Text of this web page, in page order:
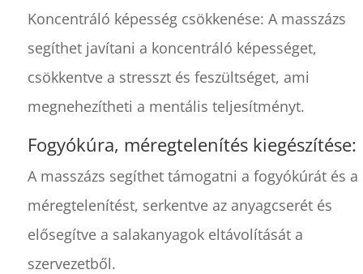
Koncentráló képesség csökkenése: A masszázs
segíthet javítani a koncentráló képességet,
csökkentve a stresszt és feszültséget, ami
megnehezítheti a mentális teljesítményt.
Fogyókúra, méregtelenítés kiegészítése:
A masszázs segíthet támogatni a fogyókúrát és a
méregtelenítést, serkentve az anyagcserét és
elősegítve a salakanyagok eltávolítását a
szervezetből.